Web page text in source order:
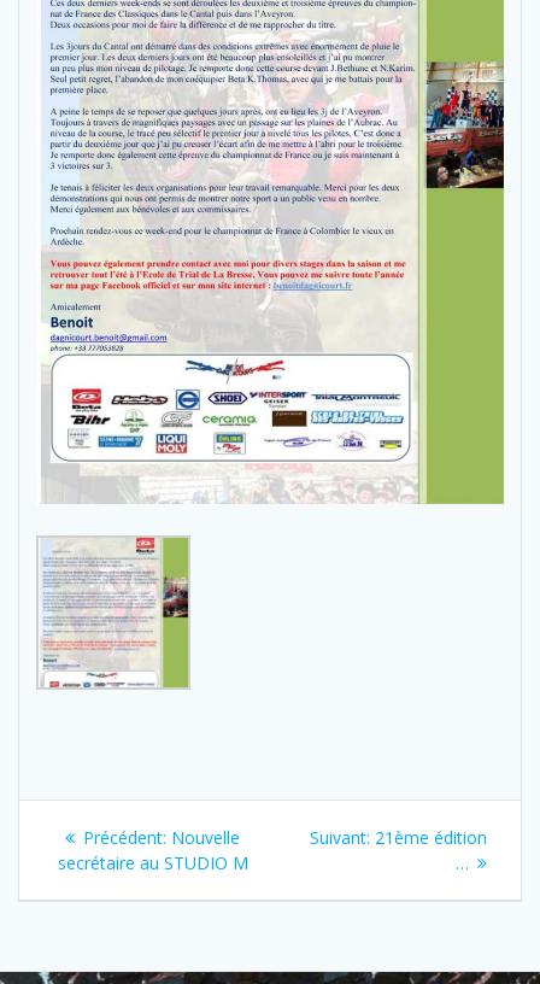
Navigation
de
Précédent: Previous
post:
Nouvelle
secrétaire au STUDIO M
Suivant: Next
21ème édition
…